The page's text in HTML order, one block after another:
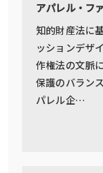
アパレル・フ
知的財産法に
ッションデザ
作権法の文脈
保護のバラン
パレル企…